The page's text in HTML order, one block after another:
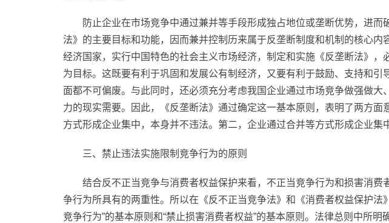
防止企业在市场竞争中通过兼并等手段形成独占地位或垄断优势，进而
法》的主要目标和功能，因而兼并控制历来属于反垄断制度和机制的核心内
经济国家，实行中国特色的社会主义市场经济，制定和实施《反垄断法》，
为目标。这既要有利于巩固和发展公有制经济，又要有利于鼓励、支持和引
面都不可偏废。与此同时，还必须充分考虑我国企业通过市场竞争做强做大
力的现实需要。因此，《反垄断法》通过确定这一基本原则，表明了两方面
方式形成企业集中，本身并不违法。第二，企业通过合并等方式形成企业集
三、禁止违法实施限制竞争行为的原则
结合反不正当竞争与消费者权益保护来看，不正当竞争行为和损害消费
争行为所具有的两重性。所以在《反不正当竞争法》和《消费者权益保护法
竞争行为”的基本原则和“禁止损害消费者权益”的基本原则。法律总则中所明